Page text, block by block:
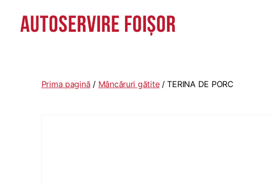
LascărPrima pagină / Mâncăruri gătite/ TERINA DE PORC